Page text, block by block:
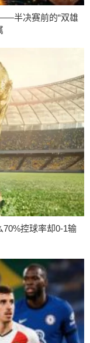
半决赛前的“双雄
70%控球率却0-1输